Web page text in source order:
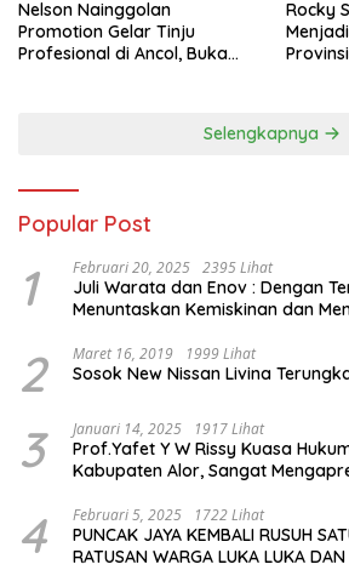
Nelson Nainggolan
Promotion Gelar Tinju
Profesional di Ancol, Buka
Rocky
Menjadi Bendahara ORADO
Selengkapnya
Popular Post
1 Februari 20, 2025 2395 Lihat
Juli Warata dan Enov : Dengan Terpilihnya PK-UJ Bisa
Menuntaskan Kemiskinan dan Memenangkan Orang-
2 Maret 16, 2019 1999 Lihat
Sosok New Nissan Livina
3 Januari 14, 2025 1917 Lihat
Prof.Yafet Y W Rissy Kuasa
Kabupaten Alor, Sangat
dan Bapak Rey Mencabut
4 Februari 5, 2025 1722 Lihat
PUNCAK JAYA KEMBALI RUSUH
RATUSAN WARGA LUKA LUKA